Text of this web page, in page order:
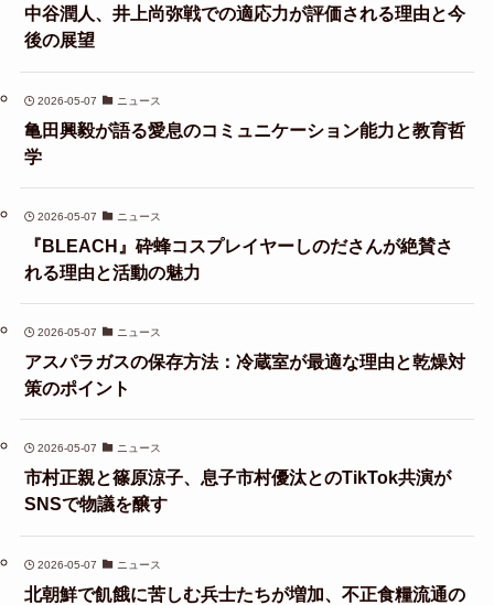
中谷潤人、井上尚弥戦での適応力が評価される理由と今
後の展望
2026-05-07 ニュース
亀田興毅が語る愛息のコミュニケーション能力と教育哲
学
2026-05-07 ニュース
『BLEACH』砕蜂コスプレイヤーしのださんが絶賛さ
れる理由と活動の魅力
2026-05-07 ニュース
アスパラガスの保存方法：冷蔵室が最適な理由と乾燥対
策のポイント
2026-05-07 ニュース
市村正親と篠原涼子、息子市村優汰とのTikTok共演が
SNSで物議を醸す
2026-05-07 ニュース
北朝鮮で飢餓に苦しむ兵士たちが増加、不正食糧流通の